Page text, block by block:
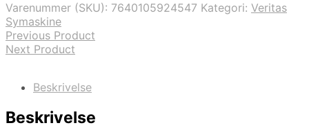
Varenummer (SKU): 7640105924547 Kategori: Veritas
Symaskine
Previous Product
Next Product
Beskrivelse
Beskrivelse